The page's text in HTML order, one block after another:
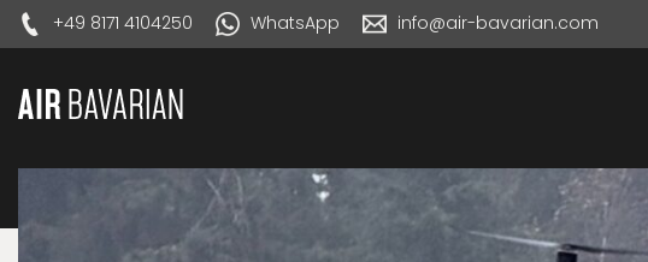
+49 8171 4104250 WhatsApp info@air-bavarian.com